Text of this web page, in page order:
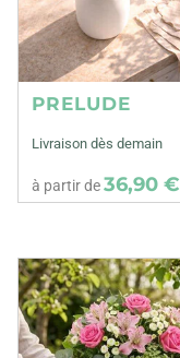
PRELUDE
Livraison dès demain
à partir de36,90 €